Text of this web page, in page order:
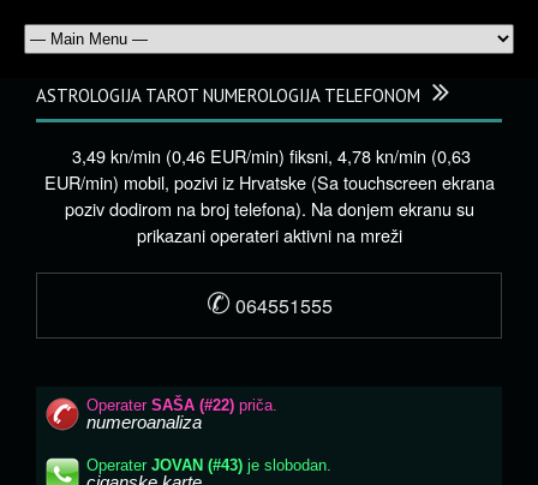
ASTROLOGIJA TAROT NUMEROLOGIJA TELEFONOM
3,49 kn/min (0,46 EUR/min) fiksni, 4,78 kn/min (0,63
EUR/min) mobil, pozivi iz Hrvatske (Sa touchscreen ekrana
poziv dodirom na broj telefona). Na donjem ekranu su
prikazani operateri aktivni na mreži
✆ 064551555